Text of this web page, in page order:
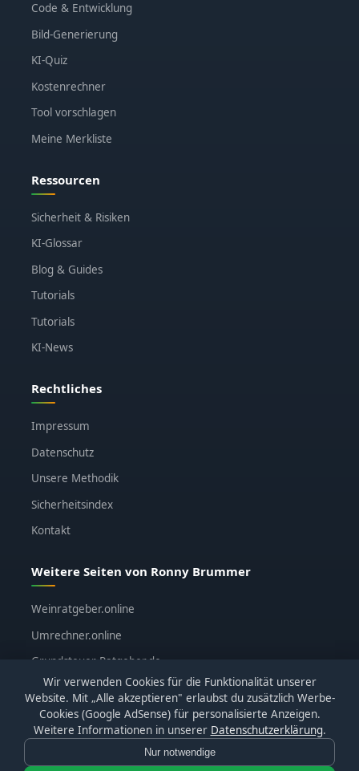
Code & Entwicklung
Bild-Generierung
KI-Quiz
Kostenrechner
Tool vorschlagen
Meine Merkliste
Ressourcen
Sicherheit & Risiken
KI-Glossar
Blog & Guides
Tutorials
Tutorials
KI-News
Rechtliches
Impressum
Datenschutz
Unsere Methodik
Sicherheitsindex
Kontakt
Weitere Seiten von Ronny Brummer
Weinratgeber.online
Umrechner.online
Grundsteuer-Ratgeber.de
ronnybrummer.de
KI-Katalog.de· Alle Bewertungen basieren auf
Wir verwenden Cookies für die Funktionalität unserer
Website. Mit „Alle akzeptieren" erlaubst du zusätzlich Werbe-
Cookies (Google AdSense) für personalisierte Anzeigen.
Weitere Informationen in unserer Datenschutzerklärung.
Nur notwendige